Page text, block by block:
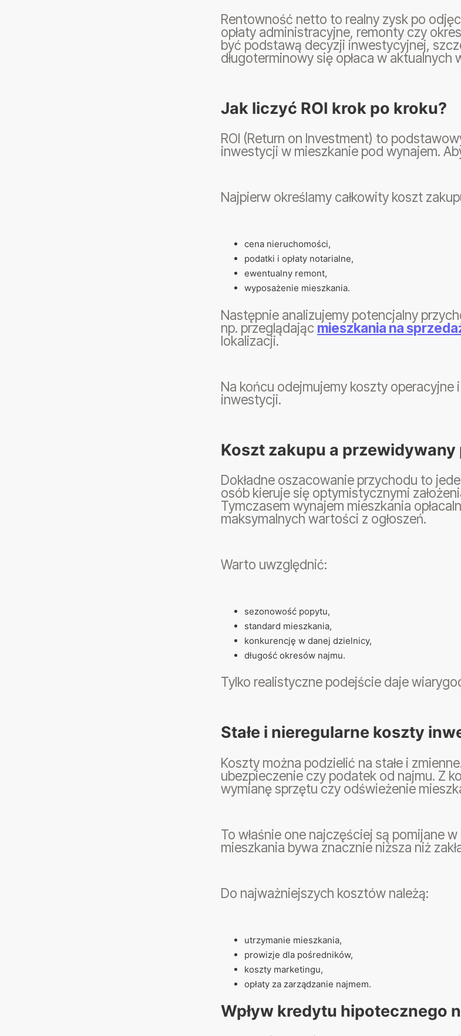
Rentowność netto to realny zysk po
opłaty administracyjne, remonty czy
być podstawą decyzji inwestycyjnej,
długoterminowy się opłaca w aktualnych
Jak liczyć ROI krok po kroku?
ROI (Return on Investment) to
inwestycji w mieszkanie pod wynajem.
Najpierw określamy całkowity koszt
cena nieruchomości,
podatki i opłaty notarialne,
ewentualny remont,
wyposażenie mieszkania.
Następnie analizujemy potencjalny
np. przeglądając mieszkania na
lokalizacji.
Na końcu odejmujemy koszty operacyjne
inwestycji.
Koszt zakupu a
Dokładne oszacowanie przychodu to
osób kieruje się optymistycznymi
Tymczasem wynajem mieszkania
maksymalnych wartości z ogłoszeń.
Warto uwzględnić:
sezonowość popytu,
standard mieszkania,
konkurencję w danej dzielnicy,
długość okresów najmu.
Tylko realistyczne podejście daje
Stałe i nieregularne koszty
Koszty można podzielić na stałe i
ubezpieczenie czy podatek od najmu. Z
wymianę sprzętu czy odświeżenie
To właśnie one najczęściej są pomijane
mieszkania bywa znacznie niższa niż
Do najważniejszych kosztów należą:
utrzymanie mieszkania,
prowizje dla pośredników,
koszty marketingu,
opłaty za zarządzanie najmem.
Wpływ kredytu hipotecznego